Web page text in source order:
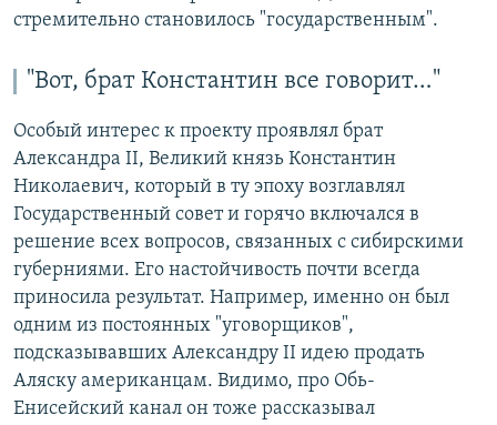
стремительно становилось "государственным".
"Вот, брат Константин все говорит…"
Особый интерес к проекту проявлял брат
Александра II, Великий князь Константин
Николаевич, который в ту эпоху возглавлял
Государственный совет и горячо включался в
решение всех вопросов, связанных с сибирскими
губерниями. Его настойчивость почти всегда
приносила результат. Например, именно он был
одним из постоянных "уговорщиков",
подсказывавших Александру II идею продать
Аляску американцам. Видимо, про Обь-
Енисейский канал он тоже рассказывал